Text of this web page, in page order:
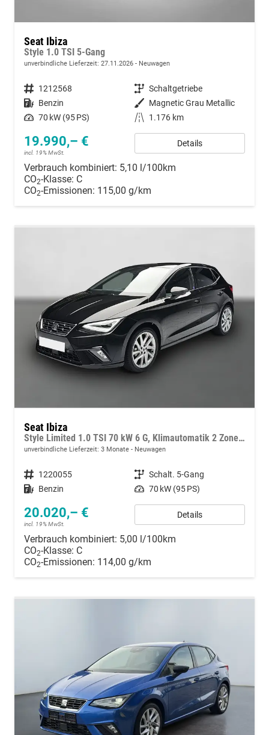
Seat Ibiza
Style 1.0 TSI 5-Gang
unverbindliche Lieferzeit: 27.11.2026 Neuwagen
Fahrzeugnummer 1212568 Getriebe Schaltgetriebe
Kraftstoff Benzin Außenfarbe Magnetic Grau Metallic
Leistung 70 kW (95 PS) Kilometerstand 1.176 km
19.990,– €
incl. 19% MwSt.
Details
Verbrauch kombiniert: 5,10 l/100km
CO2-Klasse: C
CO2-Emissionen: 115,00 g/km
Seat Ibiza
Style Limited 1.0 TSI 70 kW 6 G, Klimautomatik 2 Zonen, Sitzheizung, Full-Link, PDC v+h, Rückkamera, 4 elektr. Fensterheber, dunkel get. Scheiben,Spiegel beheizb+ klappbar, Vordersitze hvst,6 Lautspr, LED
unverbindliche Lieferzeit: 3 Monate Neuwagen
Fahrzeugnummer 1220055 Getriebe Schalt. 5-Gang
Kraftstoff Benzin Leistung 70 kW (95 PS)
20.020,– €
incl. 19% MwSt.
Details
Verbrauch kombiniert: 5,00 l/100km
CO2-Klasse: C
CO2-Emissionen: 114,00 g/km